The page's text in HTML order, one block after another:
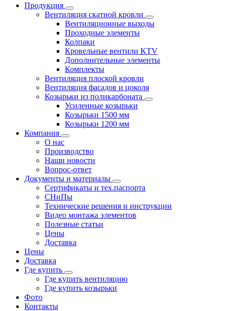
Продукция
Вентиляция скатной кровли
Вентиляционные выходы
Проходные элементы
Колпаки
Кровельные вентили KTV
Дополнительные элементы
Комплекты
Вентиляция плоской кровли
Вентиляция фасадов и цоколя
Козырьки из поликарбоната
Усиленные козырьки
Козырьки 1500 мм
Козырьки 1200 мм
Компания
О нас
Производство
Наши новости
Вопрос-ответ
Документы и материалы
Сертификаты и тех.паспорта
СНиПы
Технические решения и инструкции
Видео монтажа элементов
Полезные статьи
Цены
Доставка
Цены
Доставка
Где купить
Где купить вентиляцию
Где купить козырьки
Фото
Контакты